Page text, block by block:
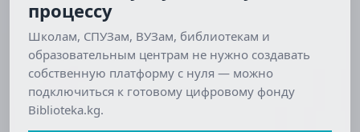
процессу
Школам, СПУЗам, ВУЗам, библиотекам и
образовательным центрам не нужно создавать
собственную платформу с нуля — можно
подключиться к готовому цифровому фонду
Biblioteka.kg.